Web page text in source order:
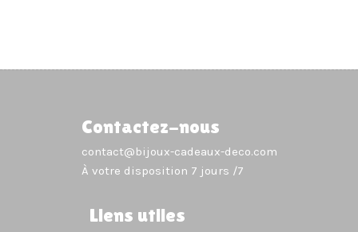
Contactez-nous
contact@bijoux-cadeaux-deco.com
À votre disposition 7 jours /7
Liens utiles